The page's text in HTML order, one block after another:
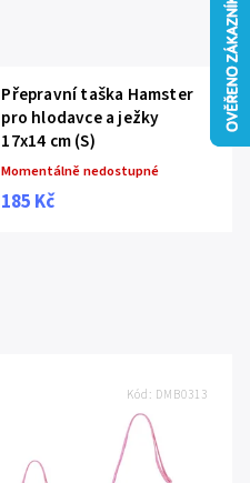
Přepravní taška Hamster
pro hlodavce a ježky
17x14 cm (S)
Momentálně nedostupné
185 Kč
Kód: DMB0313